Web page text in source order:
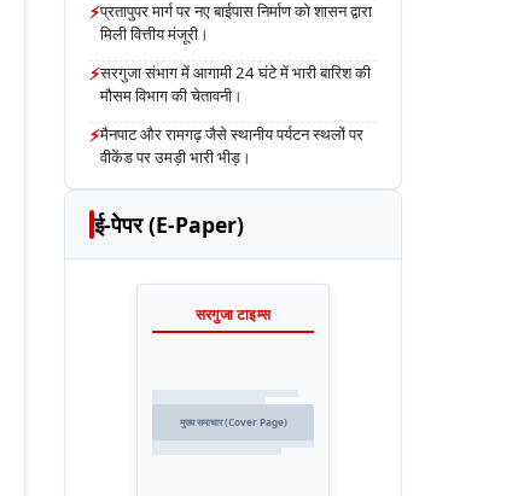
⚡प्रतापुपर मार्ग पर नए बाईपास निर्माण को शासन द्वारा
मिली वित्तीय मंजूरी।
⚡सरगुजा संभाग में आगामी 24 घंटे में भारी बारिश की
मौसम विभाग की चेतावनी।
⚡मैनपाट और रामगढ़ जैसे स्थानीय पर्यटन स्थलों पर
वीकेंड पर उमड़ी भारी भीड़।
ई-पेपर (E-Paper)
सरगुजा टाइम्स
मुख्य समाचार (Cover Page)